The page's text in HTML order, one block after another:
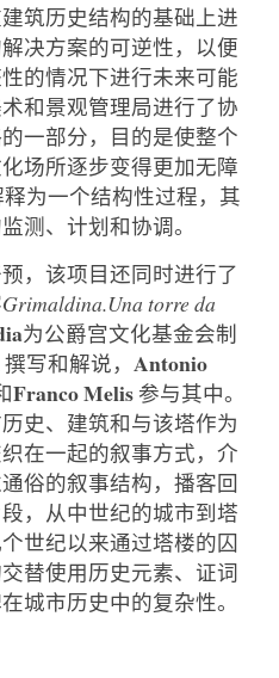
筑历史结构的基础上进
决方案的可逆性，以便
的情况下进行未来可能
和景观管理局进行了协
一部分，目的是使整个
场所逐步变得更加无障
为一个结构性过程，其
测、计划和协调。
，该项目还同时进行了
Grimaldina.Una torre da
为公爵宫文化基金会制
撰写和解说， Antonio
FrancoMelis参与其中。
史、建筑和与该塔作为
在一起的叙事方式，介
俗的叙事结构，播客回
，从中世纪的城市到塔
世纪以来通过塔楼的囚
替使用历史元素、证词
城市历史中的复杂性。